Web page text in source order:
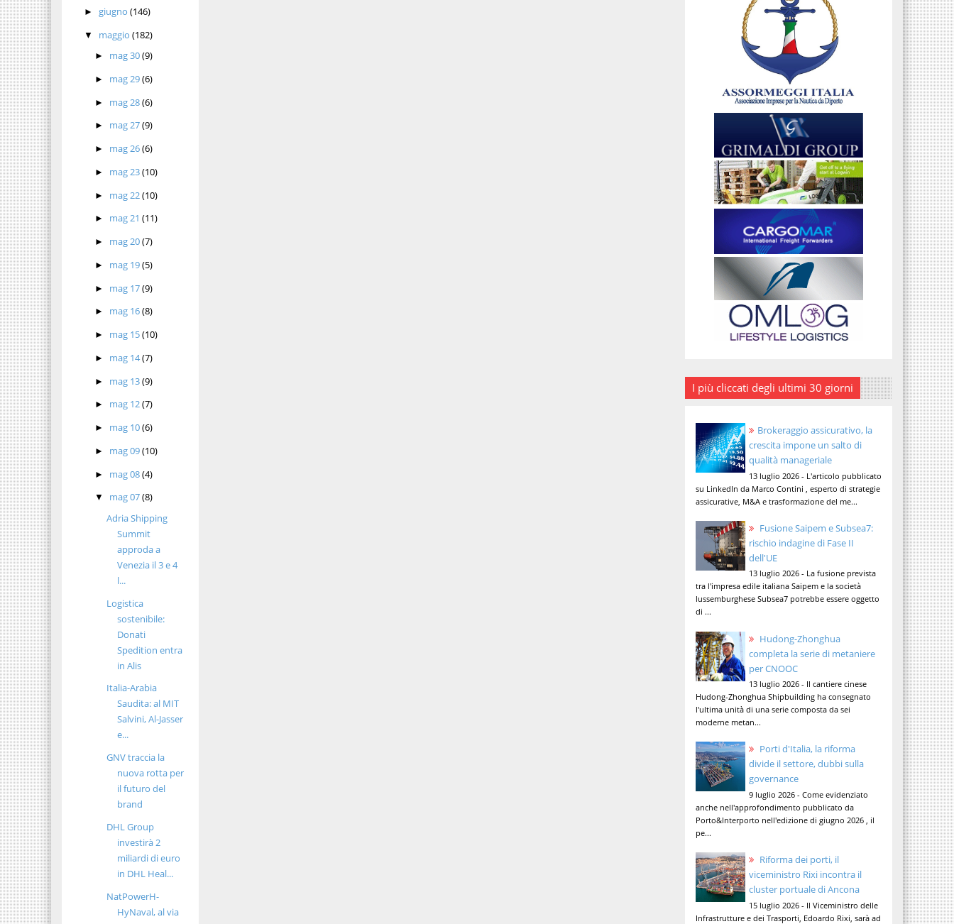
► giugno (146)
▼ maggio (182)
► mag 30(9)
► mag 29(6)
► mag 28(6)
► mag 27(9)
► mag 26(6)
► mag 23(10)
► mag 22(10)
► mag 21(11)
► mag 20(7)
► mag 19(5)
► mag 17(9)
► mag 16(8)
► mag 15(10)
► mag 14(7)
► mag 13(9)
► mag 12(7)
► mag 10(6)
► mag 09(10)
► mag 08(4)
▼ mag 07(8)
Adria Shipping
Summit
approda a
Venezia il 3 e 4
l...
Logistica
sostenibile:
Donati
Spedition entra
in Alis
Italia-Arabia
Saudita: al MIT
Salvini, Al-Jasser
e...
GNV traccia la
nuova rotta per
il futuro del
brand
DHL Group
investirà 2
miliardi di euro
in DHL Heal...
NatPowerH-
HyNaval, al via
I più cliccati degli ultimi 30 giorni
Brokeraggio assicurativo, la
crescita impone un salto di
qualità manageriale
13 luglio 2026 - L'articolo pubblicato
su LinkedIn da Marco Contini , esperto di strategie
assicurative, M&A e trasformazione del me...
Fusione Saipem e Subsea7:
rischio indagine di Fase II
dell'UE
13 luglio 2026 - La fusione prevista
tra l'impresa edile italiana Saipem e la società
lussemburghese Subsea7 potrebbe essere oggetto
di ...
Hudong-Zhonghua
completa la serie di metaniere
per CNOOC
13 luglio 2026 - Il cantiere cinese
Hudong-Zhonghua Shipbuilding ha consegnato
l'ultima unità di una serie composta da sei
moderne metan...
Porti d'Italia, la riforma
divide il settore, dubbi sulla
governance
9 luglio 2026 - Come evidenziato
anche nell'approfondimento pubblicato da
Porto&Interporto nell'edizione di giugno 2026 , il
pe...
Riforma dei porti, il
viceministro Rixi incontra il
cluster portuale di Ancona
15 luglio 2026 - Il Viceministro delle
Infrastrutture e dei Trasporti, Edoardo Rixi, sarà ad